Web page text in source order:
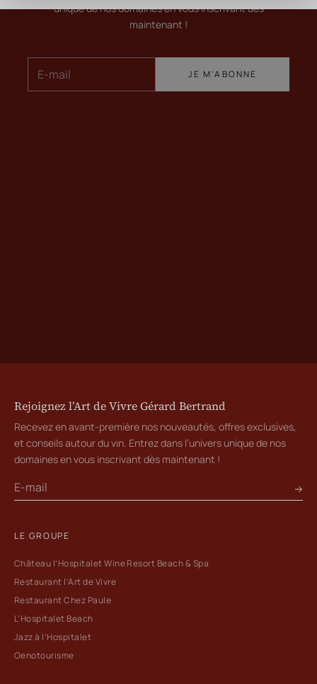
unique de nos domaines en vous inscrivant dès
maintenant !
JE M'ABONNE
Rejoignez l’Art de Vivre Gérard Bertrand
Recevez en avant-première nos nouveautés, offres exclusives,
et conseils autour du vin. Entrez dans l’univers unique de nos
domaines en vous inscrivant dès maintenant !
LE GROUPE
Château l’Hospitalet Wine Resort Beach & Spa
Restaurant l’Art de Vivre
Restaurant Chez Paule
L'Hospitalet Beach
Jazz à l’Hospitalet
Oenotourisme